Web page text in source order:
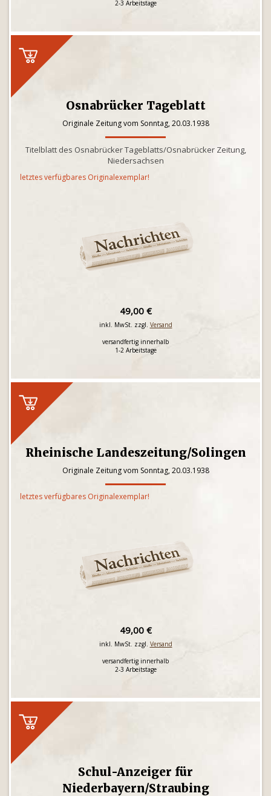
2-3 Arbeitstage
Osnabrücker Tageblatt
Originale Zeitung vom Sonntag, 20.03.1938
Titelblatt des Osnabrücker Tageblatts/Osnabrücker Zeitung,
Niedersachsen
letztes verfügbares Originalexemplar!
49,00 €
inkl. MwSt. zzgl. Versand
versandfertig innerhalb
1-2 Arbeitstage
Rheinische Landeszeitung/Solingen
Originale Zeitung vom Sonntag, 20.03.1938
letztes verfügbares Originalexemplar!
49,00 €
inkl. MwSt. zzgl. Versand
versandfertig innerhalb
2-3 Arbeitstage
Schul-Anzeiger für
Niederbayern/Straubing